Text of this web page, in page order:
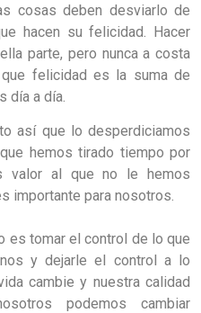
cosas deben desviarlo de
hacen su felicidad. Hacer
parte, pero nunca a costa
felicidad es la suma de
día a día.
así que lo desperdiciamos
hemos tirado tiempo por
valor al que no le hemos
importante para nosotros.
es tomar el control de lo que
y dejarle el control a lo
cambie y nuestra calidad
podemos cambiar